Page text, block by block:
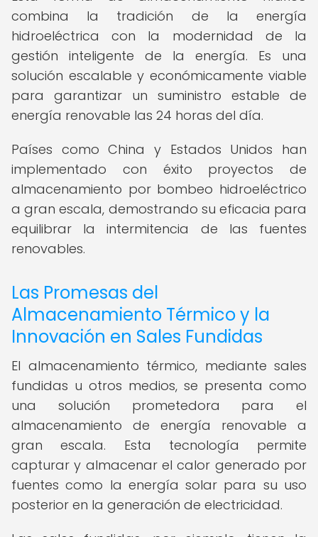
combina la tradición de la energía
hidroeléctrica con la modernidad de la
gestión inteligente de la energía. Es una
solución escalable y económicamente viable
para garantizar un suministro estable de
energía renovable las 24 horas del día.
Países como China y Estados Unidos han
implementado con éxito proyectos de
almacenamiento por bombeo hidroeléctrico
a gran escala, demostrando su eficacia para
equilibrar la intermitencia de las fuentes
renovables.
Las Promesas del
Almacenamiento Térmico y la
Innovación en Sales Fundidas
El almacenamiento térmico, mediante sales
fundidas u otros medios, se presenta como
una solución prometedora para el
almacenamiento de energía renovable a
gran escala. Esta tecnología permite
capturar y almacenar el calor generado por
fuentes como la energía solar para su uso
posterior en la generación de electricidad.